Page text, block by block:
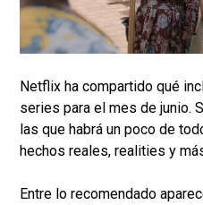
Netflix ha compartido qué
series para el mes de junio.
las que habrá un poco de
hechos reales, realities y
Entre lo recomendado